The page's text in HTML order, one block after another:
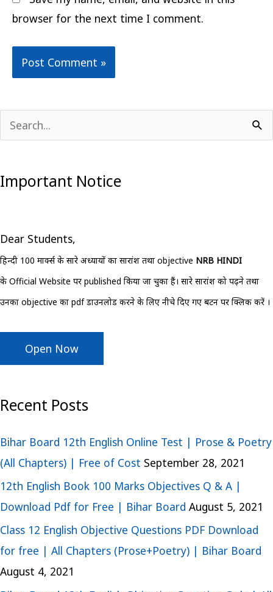
browser for the next time I comment.
r
h
f
o
Important Notice
Dear Students,
हिन्दी 100 मार्क्स के सारे अध्यायों का सारांश तथा objective NRB HINDI
के Official Website पर published किया जा चुका हैं। सारे सारांश को पढ़ने तथा
उनका objective का pdf डाउनलोड करने के लिए नीचे दिए गए बटन पर क्लिक करें ।
Open Now
Recent Posts
Bihar Board 12th English Online Test | Prose & Poetry
(All Chapters) | Free of Cost September 28, 2021
12th English Book 100 Marks Objectives Q & A |
Download Pdf for Free | Bihar Board August 5, 2021
Class 12 English Objective Questions PDF Download
for free | All Chapters (Prose+Poetry) | Bihar Board
August 4, 2021